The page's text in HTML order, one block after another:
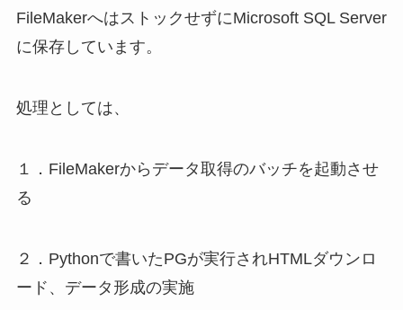
FileMakerへはストックせずにMicrosoft SQL Server
に保存しています。
処理としては、
１．FileMakerからデータ取得のバッチを起動させ
る
２．Pythonで書いたPGが実行されHTMLダウンロ
ード、データ形成の実施